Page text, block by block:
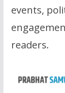
events,
readers.